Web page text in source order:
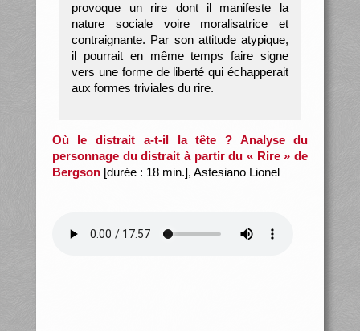
provoque un rire dont il manifeste la
nature sociale voire moralisatrice et
contraignante. Par son attitude atypique,
il pourrait en même temps faire signe
vers une forme de liberté qui échapperait
aux formes triviales du rire.
Où le distrait a-t-il la tête ? Analyse du
personnage du distrait à partir du « Rire » de
Bergson[durée : 18 min.], Astesiano Lionel